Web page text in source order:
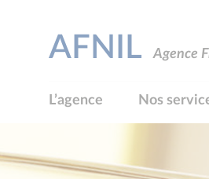
AFNIL Agence
L’agence Nos